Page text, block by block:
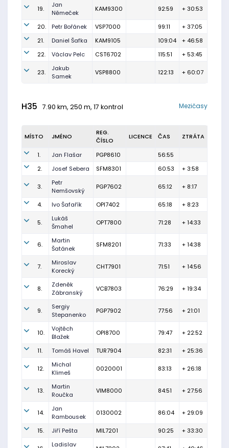
19.
Jan
Němeček
KAM9300 92:59 + 30:53
20. Petr Bořánek VSP7000 99:11
+ 37:05
21.
Daniel Šafka KAM9105 109:04
+ 46:58
22.
Václav Pelc CST6702 115:51 + 53:45
23.
Jakub
Samek
VSP8800 122:13 + 60:07
H35 7.90 km, 250 m, 17 kontrol Mezičasy
MÍSTO JMÉNO
REG.
ČÍSLO
LICENCE ČAS ZTRÁTA
1. Jan Flašar PGP8610
56:55
2.
Josef Sebera SFM8301 60:53 + 3:58
3.
Petr
Nemšovský
PGP7602 65:12 + 8:17
4. Ivo Šafařík OPI7402 65:18 + 8:23
5.
Lukáš
Šmahel
OPT7800 71:28 + 14:33
6.
Martin
Šatánek
SFM8201 71:33 + 14:38
7.
Miroslav
Korecký
CHT7901 71:51 + 14:56
8.
Zdeněk
Zábranský
VCB7803 76:29 + 19:34
9.
Sergiy
Stepanenko
PGP7902 77:56 + 21:01
10.
Vojtěch
Blažek
OPI8700 79:47 + 22:52
11. Tomáš Havel TUR7904 82:31 + 25:36
12.
Michal
Klimeš
0020001 83:13 + 26:18
13.
Martin
Roučka
VIM8000 84:51 + 27:56
14.
Jan
Rambousek
0130002 86:04 + 29:09
15. Jiří Pešta MIL7201 90:25 + 33:30
Ladislav